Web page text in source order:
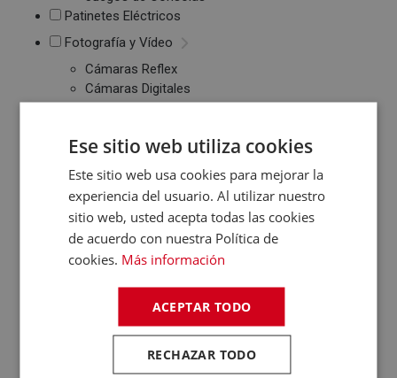
Patinetes Eléctricos
Fotografía y Vídeo
Cámaras Reflex
Cámaras Digitales
Proyectores
Sonido
Reproductores MP3
/ MP4 / MP5
Auriculares
Altavoces
Radios CD / FM
Barras de Sonido
Inalambricos
Equipos de Música
Ese sitio web utiliza cookies
Este sitio web usa cookies para mejorar la
experiencia del usuario. Al utilizar nuestro
sitio web, usted acepta todas las cookies
de acuerdo con nuestra Política de
cookies. Más información
ACEPTAR TODO
RECHAZAR TODO